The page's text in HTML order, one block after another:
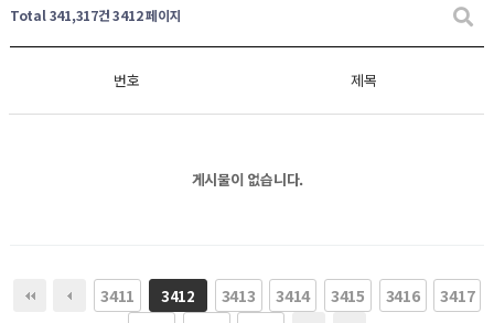
Total 341,317건3412 페이지
번호 제목
게시물이 없습니다.
3411 3412 3413 3414 3415 3416
3417